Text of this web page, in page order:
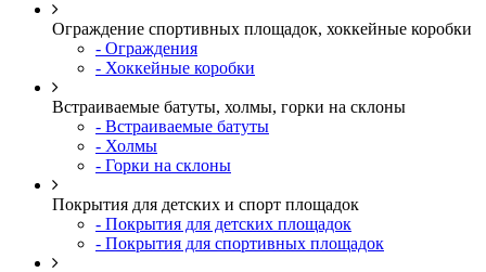
Ограждение спортивных площадок, хоккейные коробки
- Ограждения
- Хоккейные коробки
Встраиваемые батуты, холмы, горки на склоны
- Встраиваемые батуты
- Холмы
- Горки на склоны
Покрытия для детских и спорт площадок
- Покрытия для детских площадок
- Покрытия для спортивных площадок